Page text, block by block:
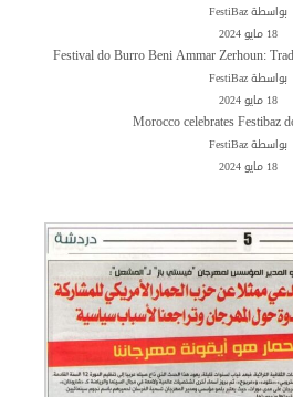
بواسطة FestiBaz
18 مايو 2024
Festival do Burro Beni Ammar Zerhoun:
بواسطة FestiBaz
18 مايو 2024
Morocco celebrates Festibaz
بواسطة FestiBaz
18 مايو 2024